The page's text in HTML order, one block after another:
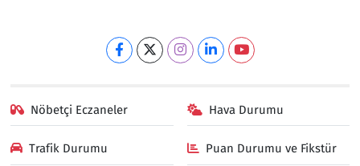
Nöbetçi Eczaneler Hava Durumu
Trafik Durumu Puan Durumu ve Fikstür